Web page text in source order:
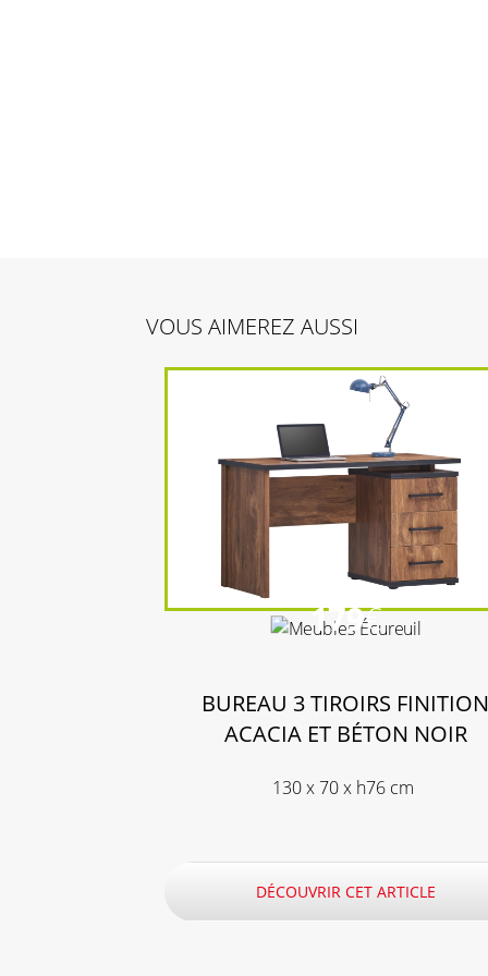
VOUS AIMEREZ AUSSI
179€
BUREAU 3 TIROIRS FINITION
ACACIA ET BÉTON NOIR
130 x 70 x h76 cm
DÉCOUVRIR CET ARTICLE